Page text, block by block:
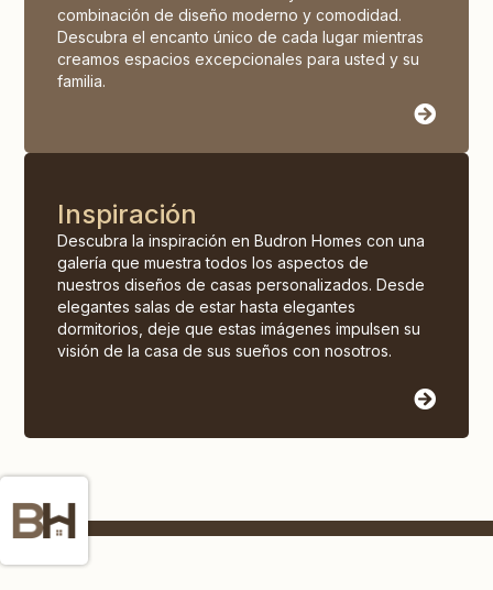
combinación de diseño moderno y comodidad.
Descubra el encanto único de cada lugar mientras
creamos espacios excepcionales para usted y su
familia.
Inspiración
Descubra la inspiración en Budron Homes con una
galería que muestra todos los aspectos de
nuestros diseños de casas personalizados. Desde
elegantes salas de estar hasta elegantes
dormitorios, deje que estas imágenes impulsen su
visión de la casa de sus sueños con nosotros.